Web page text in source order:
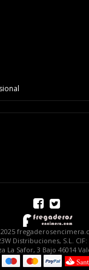
Distribuciones, S.L. CIF:
La Safor, 3 Bajo 46014